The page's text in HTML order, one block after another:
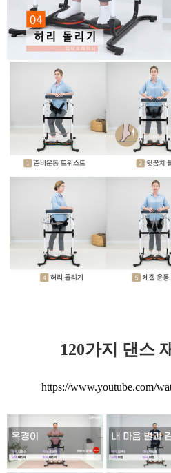
120가지 댄스
https://www.youtube.com/